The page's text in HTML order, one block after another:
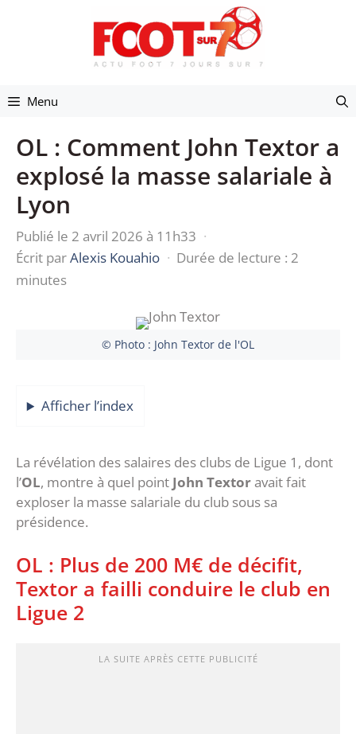
Menu
OL : Comment John Textor a
explosé la masse salariale à
Lyon
Publié le 2 avril 2026 à 11h33 ·
Écrit parAlexis Kouahio · Durée de lecture : 2
minutes
© Photo : John Textor de l'OL
Afficher l’index
La révélation des salaires des clubs de Ligue 1, dont
l’OL, montre à quel point John Textoravait fait
exploser la masse salariale du club sous sa
présidence.
OL : Plus de 200 M€ de décifit,
Textor a failli conduire le club en
Ligue 2
LA SUITE APRÈS CETTE PUBLICITÉ